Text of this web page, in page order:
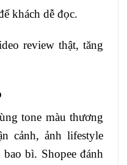
khách dễ đọc.
review thật, tăng
tone màu thương
cảnh, ảnh lifestyle
bì. Shopee đánh